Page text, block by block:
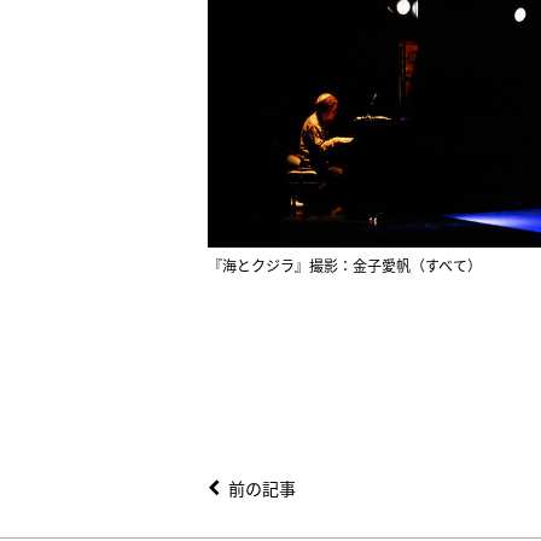
『海とクジラ』撮影：金子愛帆（すべて）
前の記事